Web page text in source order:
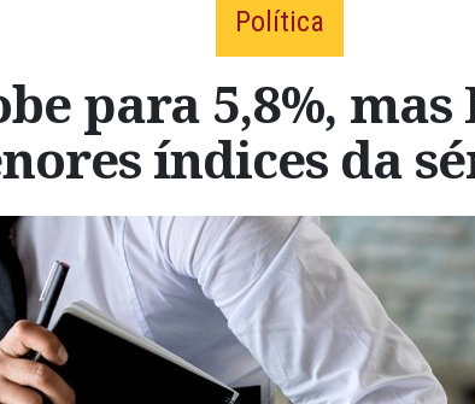
Política
para 5,8%,
índices da